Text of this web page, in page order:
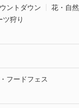
ントダウン
花・自然
ツ狩り
フードフェス